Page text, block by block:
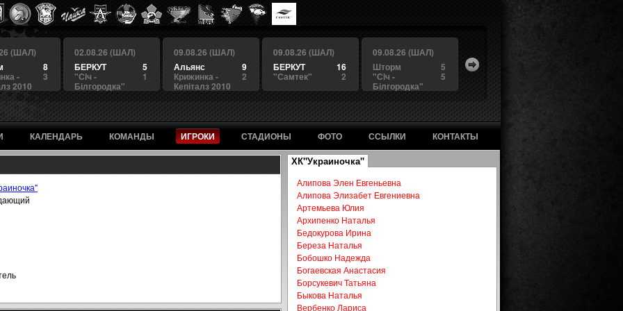
(ШАЛ)
8
3
-
2010
02.08.26 (ШАЛ)
5
БЕРКУТ
1
"Сiч -
Білгородка"
09.08.26 (ШАЛ)
9
Альянс
2
Крижинка -
Кепіталз 2010
09.08.26 (ШАЛ)
16
БЕРКУТ
2
"Самтек"
09.08.26 (ШАЛ)
5
Шторм
5
"Сiч -
Білгородка"
КАЛЕНДАРЬ КОМАНДЫ ИГРОКИ СТАДИОНЫ ФОТО ССЫЛКИ КОНТАКТЫ
ХК"Украиночка"
Алипова Элен Евгеньевна
Алипова Элизабет Евгениевна
Артемьева Юлия
Архипенко Наталья
Бедокурова Ирина
Береза Наталья
Бобошко Надежда
Богаевская Анастасия
Борсукевич Татьяна
Быкова Наталья
Вербенко Лариса